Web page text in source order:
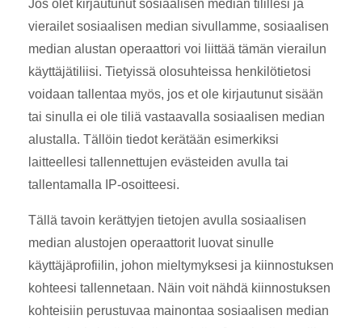
Jos olet kirjautunut sosiaalisen median tilillesi ja
vierailet sosiaalisen median sivullamme, sosiaalisen
median alustan operaattori voi liittää tämän vierailun
käyttäjätiliisi. Tietyissä olosuhteissa henkilötietosi
voidaan tallentaa myös, jos et ole kirjautunut sisään
tai sinulla ei ole tiliä vastaavalla sosiaalisen median
alustalla. Tällöin tiedot kerätään esimerkiksi
laitteellesi tallennettujen evästeiden avulla tai
tallentamalla IP-osoitteesi.
Tällä tavoin kerättyjen tietojen avulla sosiaalisen
median alustojen operaattorit luovat sinulle
käyttäjäprofiilin, johon mieltymyksesi ja kiinnostuksen
kohteesi tallennetaan. Näin voit nähdä kiinnostuksen
kohteisiin perustuvaa mainontaa sosiaalisen median